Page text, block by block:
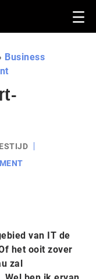
Business
van IT de
het ooit zover
zal